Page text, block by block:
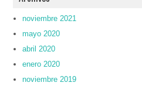
noviembre 2021
mayo 2020
abril 2020
enero 2020
noviembre 2019